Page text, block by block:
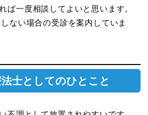
ば一度相談してよいと思います。
ない場合の受診を案内していま
士としてのひとこと